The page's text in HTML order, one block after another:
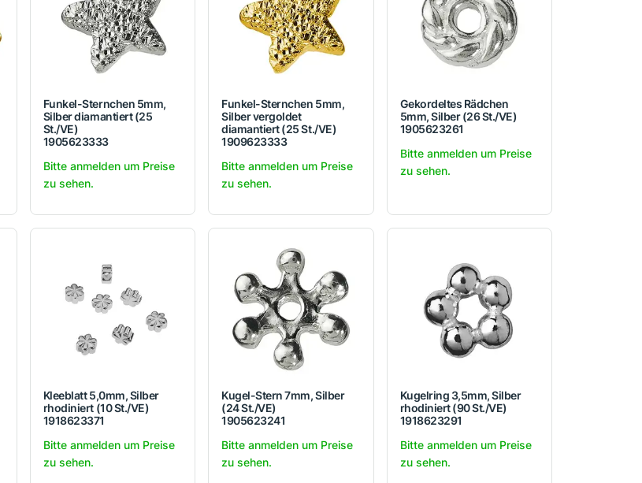
Funkel-Sternchen 5mm,
Silber diamantiert (25
St./VE)
1905623333
Bitte anmelden um Preise
zu sehen.
Funkel-Sternchen 5mm,
Silber vergoldet
diamantiert (25 St./VE)
1909623333
Bitte anmelden um Preise
zu sehen.
Gekordeltes Rädchen
5mm, Silber (26 St./VE)
1905623261
Bitte anmelden um Preise
zu sehen.
Kleeblatt 5,0mm, Silber
rhodiniert (10 St./VE)
1918623371
Bitte anmelden um Preise
zu sehen.
Kugel-Stern 7mm, Silber
(24 St./VE)
1905623241
Bitte anmelden um Preise
zu sehen.
Kugelring 3,5mm, Silber
rhodiniert (90 St./VE)
1918623291
Bitte anmelden um Preise
zu sehen.